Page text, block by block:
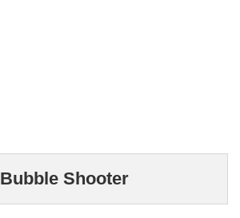
Bubble Shooter